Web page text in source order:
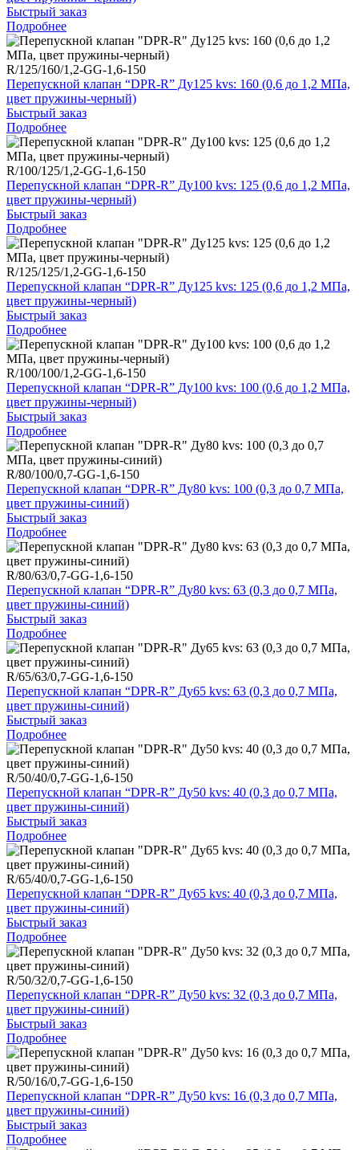
Быстрый заказ
Подробнее
R/125/160/1,2-GG-1,6-150
Перепускной клапан “DPR-R” Ду125 kvs: 160 (0,6 до 1,2 МПа,
цвет пружины-черный)
Быстрый заказ
Подробнее
R/100/125/1,2-GG-1,6-150
Перепускной клапан “DPR-R” Ду100 kvs: 125 (0,6 до 1,2 МПа,
цвет пружины-черный)
Быстрый заказ
Подробнее
R/125/125/1,2-GG-1,6-150
Перепускной клапан “DPR-R” Ду125 kvs: 125 (0,6 до 1,2 МПа,
цвет пружины-черный)
Быстрый заказ
Подробнее
R/100/100/1,2-GG-1,6-150
Перепускной клапан “DPR-R” Ду100 kvs: 100 (0,6 до 1,2 МПа,
цвет пружины-черный)
Быстрый заказ
Подробнее
R/80/100/0,7-GG-1,6-150
Перепускной клапан “DPR-R” Ду80 kvs: 100 (0,3 до 0,7 МПа,
цвет пружины-синий)
Быстрый заказ
Подробнее
R/80/63/0,7-GG-1,6-150
Перепускной клапан “DPR-R” Ду80 kvs: 63 (0,3 до 0,7 МПа,
цвет пружины-синий)
Быстрый заказ
Подробнее
R/65/63/0,7-GG-1,6-150
Перепускной клапан “DPR-R” Ду65 kvs: 63 (0,3 до 0,7 МПа,
цвет пружины-синий)
Быстрый заказ
Подробнее
R/50/40/0,7-GG-1,6-150
Перепускной клапан “DPR-R” Ду50 kvs: 40 (0,3 до 0,7 МПа,
цвет пружины-синий)
Быстрый заказ
Подробнее
R/65/40/0,7-GG-1,6-150
Перепускной клапан “DPR-R” Ду65 kvs: 40 (0,3 до 0,7 МПа,
цвет пружины-синий)
Быстрый заказ
Подробнее
R/50/32/0,7-GG-1,6-150
Перепускной клапан “DPR-R” Ду50 kvs: 32 (0,3 до 0,7 МПа,
цвет пружины-синий)
Быстрый заказ
Подробнее
R/50/16/0,7-GG-1,6-150
Перепускной клапан “DPR-R” Ду50 kvs: 16 (0,3 до 0,7 МПа,
цвет пружины-синий)
Быстрый заказ
Подробнее